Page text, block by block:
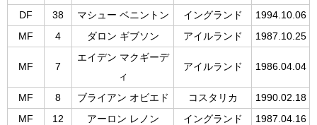
DF 38 マシュー ベニントン イングランド
1994.10.06
MF
4 ダロン ギブソン アイルランド 1987.10.25
MF 7
エイデン マクギーデ
ィ
アイルランド 1986.04.04
MF 8 ブライアン オビエド コスタリカ
1990.02.18
MF
12 アーロン レノン イングランド
1987.04.16